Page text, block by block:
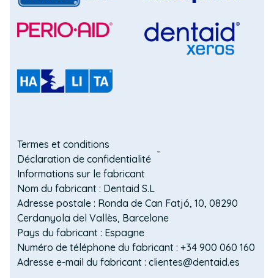
in
window)
in
a
a
new
new
window)
Domain
menu
for
Interprox
BE
(footer)
Termes et conditions
Déclaration de confidentialité
Informations sur le fabricant
Nom du fabricant : Dentaid S.L
Adresse postale : Ronda de Can Fatjó, 10, 08290
Cerdanyola del Vallès, Barcelone
Pays du fabricant : Espagne
Numéro de téléphone du fabricant : +34 900 060 160
Adresse e-mail du fabricant : clientes@dentaid.es